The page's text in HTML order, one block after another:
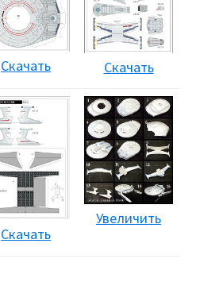
Скачать Скачать
Скачать
Увеличить